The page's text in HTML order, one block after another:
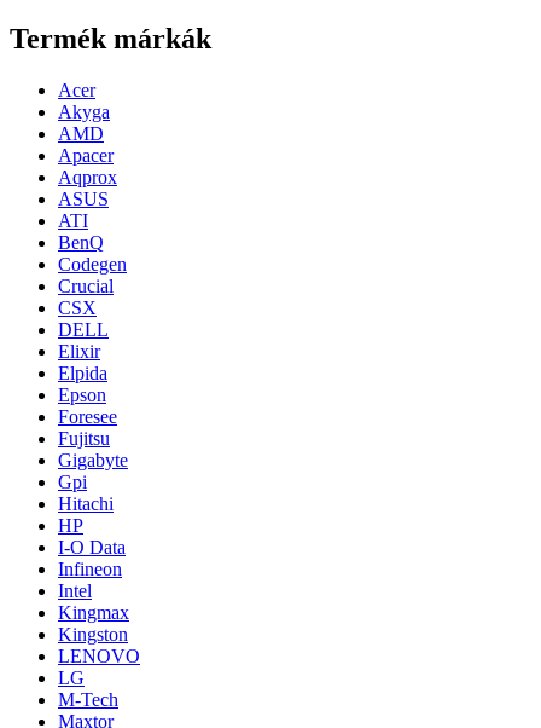
Termék márkák
Acer
Akyga
AMD
Apacer
Aqprox
ASUS
ATI
BenQ
Codegen
Crucial
CSX
DELL
Elixir
Elpida
Epson
Foresee
Fujitsu
Gigabyte
Gpi
Hitachi
HP
I-O Data
Infineon
Intel
Kingmax
Kingston
LENOVO
LG
M-Tech
Maxtor